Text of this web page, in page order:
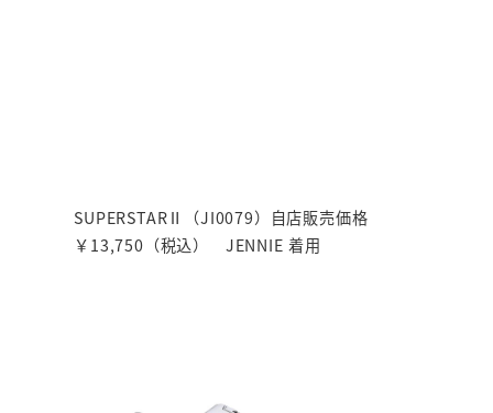
SUPERSTARⅡ（JI0079）自店販売価格
￥13,750（税込） JENNIE 着用